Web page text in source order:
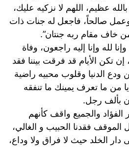
بالله عظيم، اللهم لا نزكيه عليك،
صالحاً، فاجعل له جنات ذات
خاف مقام ربه جنتان”.
لله وإنا إليه راجعون، وفاة
تكن الأيام قد فرقت بيننا فقد
ودع الدنيا وقلوب محبيه راضية
من ما تعرف يمينك ما تنفقه
بألف رجل.
الفؤاد والجميع واقف كأنهم
فقدنا الحبيب و الغالي،
دار الخلد حيث لا فراق ولا وداع،